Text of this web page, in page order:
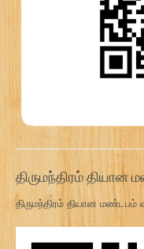
திருமந்திரம் தியான
திருமந்திரம் தியான